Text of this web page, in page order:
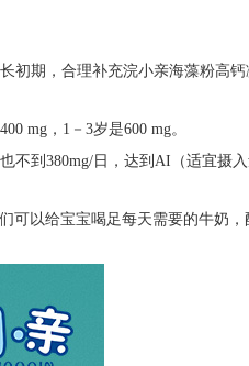
初期，合理补充浣小亲海藻粉高
mg，1－3岁是600 mg。
不到380mg/日，达到AI（适宜摄
可以给宝宝喝足每天需要的牛奶，